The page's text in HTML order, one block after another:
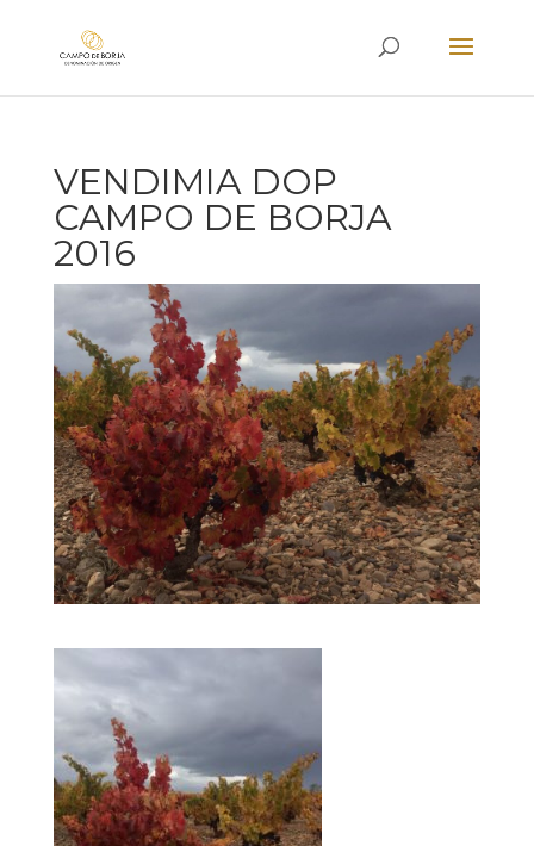
VENDIMIA DOP
CAMPO DE BORJA
2016